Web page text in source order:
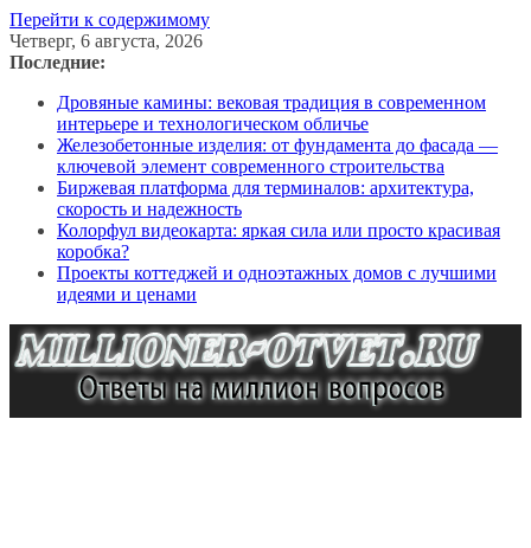
Перейти к содержимому
Четверг, 6 августа, 2026
Последние:
Дровяные камины: вековая традиция в современном
интерьере и технологическом обличье
Железобетонные изделия: от фундамента до фасада —
ключевой элемент современного строительства
Биржевая платформа для терминалов: архитектура,
скорость и надежность
Колорфул видеокарта: яркая сила или просто красивая
коробка?
Проекты коттеджей и одноэтажных домов с лучшими
идеями и ценами